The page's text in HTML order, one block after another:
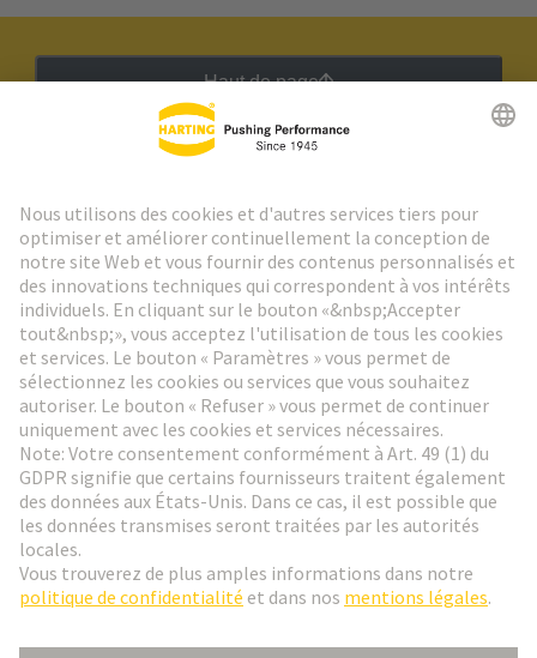
Haut de page
Aller à l'inscription
Social Media
France Français